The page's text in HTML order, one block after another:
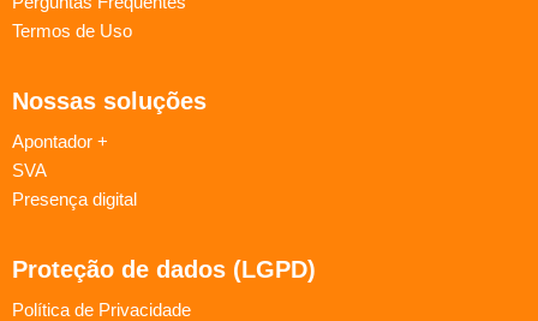
Termos de Uso
Nossas soluções
Apontador +
SVA
Presença digital
Proteção de dados (LGPD)
Política de Privacidade